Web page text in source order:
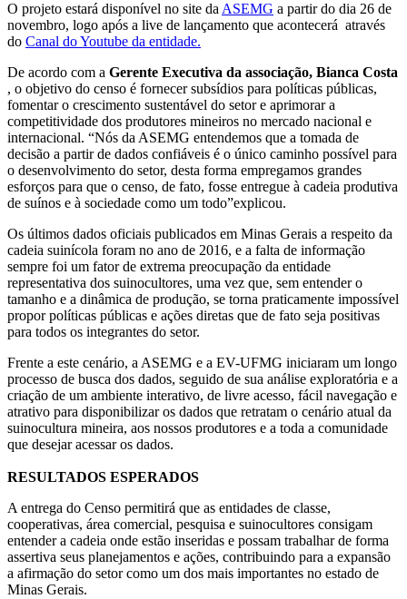
O projeto estará disponível no site daASEMG a partir do dia 26 de
novembro, logo após a live de lançamento que acontecerá através
do Canal do Youtube da entidade.
De acordo com a Gerente Executiva da associação, Bianca Costa
, o objetivo do censo é fornecer subsídios para políticas públicas,
fomentar o crescimento sustentável do setor e aprimorar a
competitividade dos produtores mineiros no mercado nacional e
internacional. “Nós da ASEMG entendemos que a tomada de
decisão a partir de dados confiáveis é o único caminho possível para
o desenvolvimento do setor, desta forma empregamos grandes
esforços para que o censo, de fato, fosse entregue à cadeia produtiva
de suínos e à sociedade como um todo”explicou.
Os últimos dados oficiais publicados em Minas Gerais a respeito da
cadeia suinícola foram no ano de 2016, e a falta de informação
sempre foi um fator de extrema preocupação da entidade
representativa dos suinocultores, uma vez que, sem entender o
tamanho e a dinâmica de produção, se torna praticamente impossível
propor políticas públicas e ações diretas que de fato seja positivas
para todos os integrantes do setor.
Frente a este cenário, a ASEMG e a EV-UFMG iniciaram um longo
processo de busca dos dados, seguido de sua análise exploratória e a
criação de um ambiente interativo, de livre acesso, fácil navegação e
atrativo para disponibilizar os dados que retratam o cenário atual da
suinocultura mineira, aos nossos produtores e a toda a comunidade
que desejar acessar os dados.
RESULTADOS ESPERADOS
A entrega do Censo permitirá que as entidades de classe,
cooperativas, área comercial, pesquisa e suinocultores consigam
entender a cadeia onde estão inseridas e possam trabalhar de forma
assertiva seus planejamentos e ações, contribuindo para a expansão
a afirmação do setor como um dos mais importantes no estado de
Minas Gerais.